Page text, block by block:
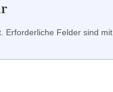
Erforderliche Felder sind mit